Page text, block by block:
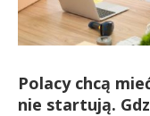
Polacy chcą
nie startują.